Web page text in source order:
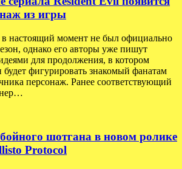
из игры
настоящий момент не был официально
однако его авторы уже пишут
для продолжения, в котором
фигурировать знакомый фанатам
персонаж. Ранее соответствующий
шотгана в новом ролике
Protocol